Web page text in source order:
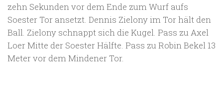
zehn Sekunden vor dem Ende zum Wurf aufs
Soester Tor ansetzt. Dennis Zielony im Tor hält den
Ball. Zielony schnappt sich die Kugel. Pass zu Axel
Loer Mitte der Soester Hälfte. Pass zu Robin Bekel 13
Meter vor dem Mindener Tor.